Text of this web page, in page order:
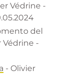
Védrine -
del
Védrine -
- Olivier